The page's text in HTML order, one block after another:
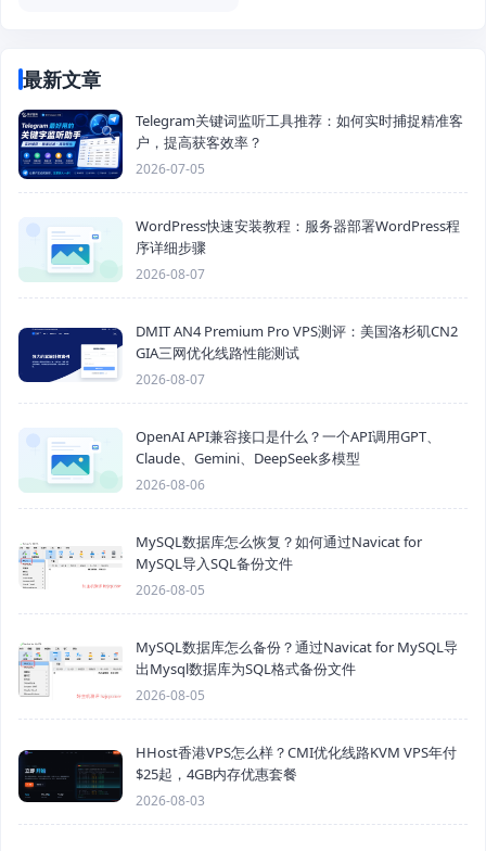
最新文章
Telegram关键词监听工具推荐：如何实时捕捉精准客
户，提高获客效率？
2026-07-05
WordPress快速安装教程：服务器部署WordPress程
序详细步骤
2026-08-07
DMIT AN4 Premium Pro VPS测评：美国洛杉矶CN2
GIA三网优化线路性能测试
2026-08-07
OpenAI API兼容接口是什么？一个API调用GPT、
Claude、Gemini、DeepSeek多模型
2026-08-06
MySQL数据库怎么恢复？如何通过Navicat for
MySQL导入SQL备份文件
2026-08-05
MySQL数据库怎么备份？通过Navicat for MySQL导
出Mysql数据库为SQL格式备份文件
2026-08-05
HHost香港VPS怎么样？CMI优化线路KVM VPS年付
$25起，4GB内存优惠套餐
2026-08-03